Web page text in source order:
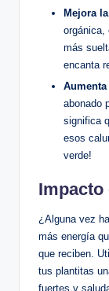
Mejora
orgánica,
más
encanta
abonado
significa
esos
verde!
Impacto
¿Alguna vez
más energía
que reciben.
tus plantitas
fuertes y